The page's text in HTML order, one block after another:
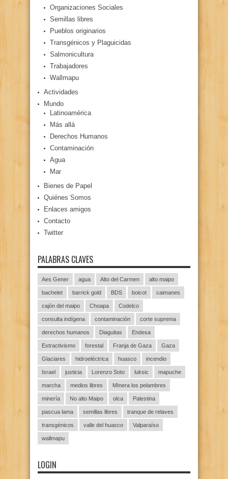
Organizaciones Sociales
Semillas libres
Pueblos originarios
Transgénicos y Plaguicidas
Salmonicultura
Trabajadores
Wallmapu
Actividades
Mundo
Latinoamérica
Más allá
Derechos Humanos
Contaminación
Agua
Mar
Bienes de Papel
Quiénes Somos
Enlaces amigos
Contacto
Twitter
PALABRAS CLAVES
Aes Gener agua Alto del Carmen alto maipo
bachelet barrick gold BDS boicot caimanes
cajón del maipo Choapa Codelco
consulta indígena contaminación corte suprema
derechos humanos Diaguitas Endesa
Extractivismo forestal Franja de Gaza Gaza
Glaciares hidroeléctrica huasco incendio
Israel justicia Lorenzo Soto luksic mapuche
marcha medios libres MInera los pelambres
minería No alto Maipo olca Palestina
pascua lama semillas libres tranque de relaves
transgénicos valle del huasco Valparaíso
wallmapu
LOGIN